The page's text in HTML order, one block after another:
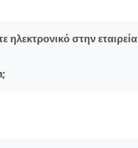
ηλεκτρονικό στην εταιρεία